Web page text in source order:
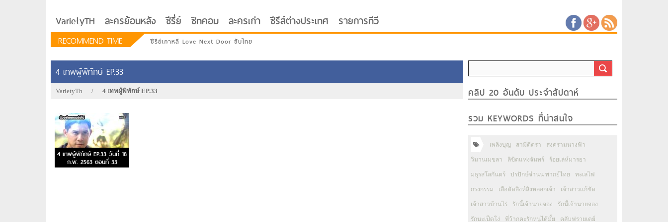
VarietyTH ละครย้อนหลัง ซีรี่ย์ ซิทคอม ละครเก่า ซีรีส์ต่างประเทศ รายการทีวี
RECOMMEND TIME ซีรีย์เกาหลี Love Next Door ซับไทย
4 เทพผู้พิทักษ์ EP.33
VarietyTh / 4 เทพผู้พิทักษ์ EP.33
4 เทพผู้พิทักษ์ EP.33 วันที่ 18
ก.พ. 2563 ตอนที่ 33
คลิป 20 อันดับ ประจำสัปดาห์
รวม KEYWORDS ที่น่าสนใจ
เพลิงบุญ สามีตีตรา สงครามนางฟ้า
วิมานเมขลา ลิขิตแห่งจันทร์ ร้อยเล่ห์มารยา
มธุรสโลกันตร์ ปรปักษ์จำนน พากย์ไทย ทะเลไฟ
กรงกรรม เสือตัดสิงห์ลิงหลอกเจ้า เจ้าสาวแก้ขัด
เจ้าสาวบ้านไร่ รักนี้เจ้านายจอง รักนี้เจ้านายจอง
รักนะเป็ดโง่ พี่ว้ากคะรักหนูได้มั้ย คลับฟรายเดย์